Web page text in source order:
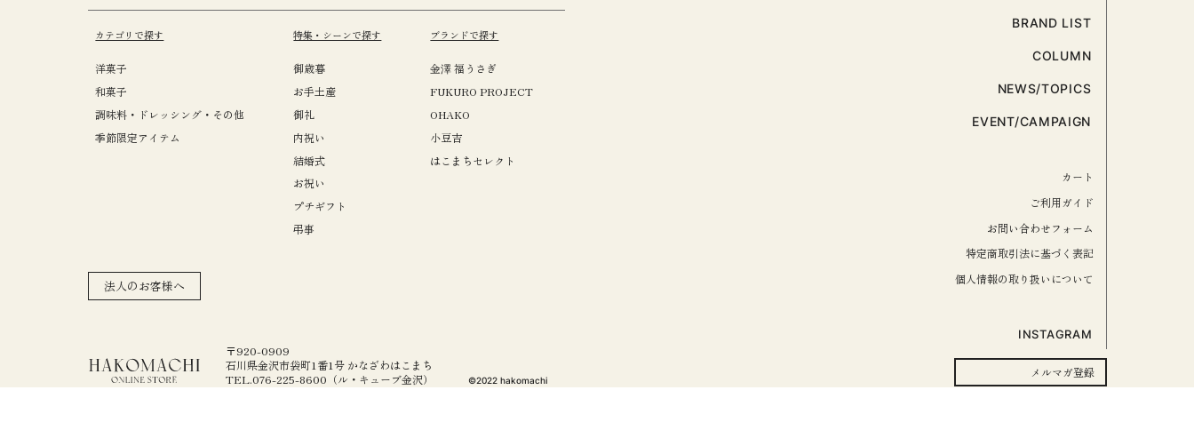
カテゴリで探す
洋菓子
和菓子
調味料・ドレッシング・その他
季節限定アイテム
特集・シーンで探す
御歳暮
お手土産
御礼
内祝い
結婚式
お祝い
プチギフト
弔事
ブランドで探す
金澤 福うさぎ
FUKURO PROJECT
OHAKO
小豆吉
はこまちセレクト
法人のお客様へ
〒920-0909
石川県金沢市袋町1番1号 かなざわはこまち
TEL.076-225-8600（ル・キューブ金沢）
©️2022 hakomachi
BRAND LIST
COLUMN
NEWS/TOPICS
EVENT/CAMPAIGN
カート
ご利用ガイド
お問い合わせフォーム
特定商取引法に基づく表記
個人情報の取り扱いについて
INSTAGRAM
メルマガ登録